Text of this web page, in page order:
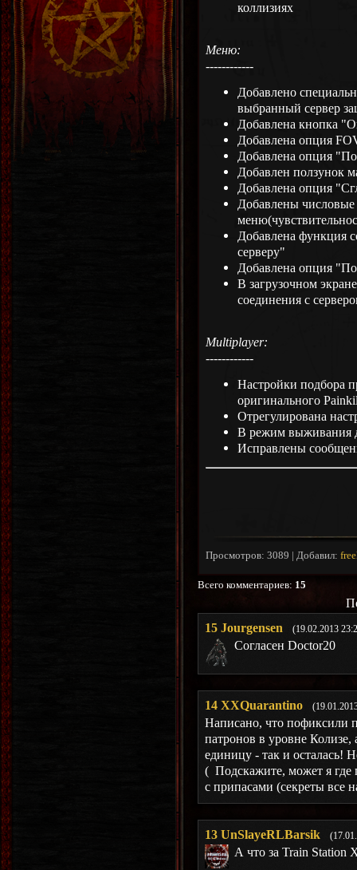
коллизиях
Меню:
------------
Добавлено
выбранный сервер
Добавлена кнопка
Добавлена опция
Добавлена опция
Добавлен ползунок
Добавлена опция
Добавлены числовые
Добавлена функция
серверу"
Добавлена опция
В загрузочном
соединения с
Multiplayer:
------------
Настройки подбора
оригинального
Отрегулирована
В режим выживания
Исправлены
Просмотров: 3089 Добавил:
Всего комментариев: 15
15 Jourgensen (19.02.2013
Согласен Doctor20
14 XXQuarantino
Написано, что пофиксили
патронов в уровне
единицу - так и осталась!
( Подскажите, может я
с припасами (секреты все
13 UnSlayeRLBarsik
А что за Train Station